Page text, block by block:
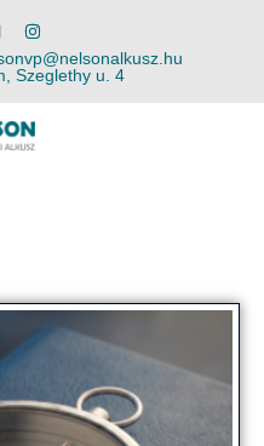
Szeglethy u. 4